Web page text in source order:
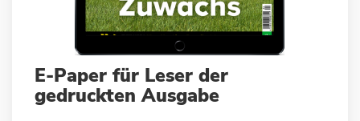
Anfang
der
E-Paper für Leser der
gedruckten Ausgabe